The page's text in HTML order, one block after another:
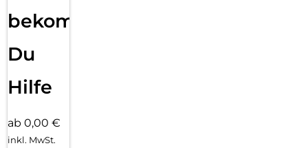
bekommst
Du
Hilfe
ab 0,00 €
inkl. MwSt.